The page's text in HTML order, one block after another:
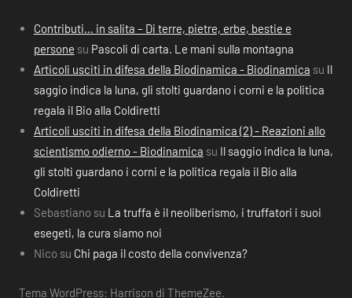
Contributi… in salita – Di terre, pietre, erbe, bestie e
persone su Pascoli di carta. Le mani sulla montagna
Articoli usciti in difesa della Biodinamica - Biodinamica su Il
saggio indica la luna, gli stolti guardano i corni e la politica
regala il Bio alla Coldiretti
Articoli usciti in difesa della Biodinamica (2) - Reazioni allo
scientismo odierno - Biodinamica su Il saggio indica la luna,
gli stolti guardano i corni e la politica regala il Bio alla
Coldiretti
Sebastiano su La truffa è il neoliberismo, i truffatori i suoi
esegeti, la cura siamo noi
Nico su Chi paga il costo della convivenza?
Tema WordPress: Harrison di ThemeZee.